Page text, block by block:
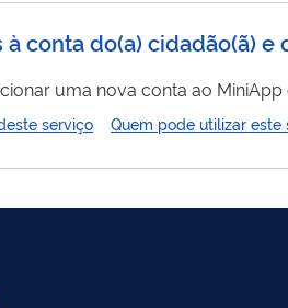
conta do(a) cidadão(ã) e
uma nova conta ao
serviço Quem pode utilizar este